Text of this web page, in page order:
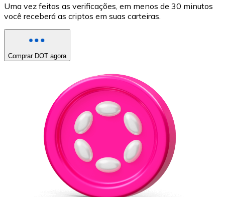
Uma vez feitas as verificações, em menos de 30 minutos
você receberá as criptos em suas carteiras.
Comprar DOT agora